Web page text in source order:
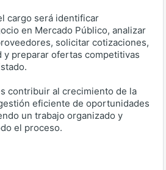
cargo será identificar
en Mercado Público, analizar
solicitar cotizaciones,
y preparar ofertas competitivas
contribuir al crecimiento de la
eficiente de oportunidades
un trabajo organizado y
el proceso.